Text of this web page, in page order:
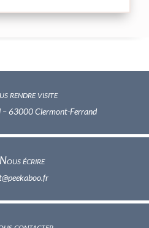
rendre visite
– 63000 Clermont-Ferrand
Nous écrire